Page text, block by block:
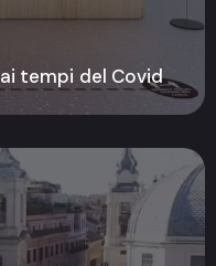
tempi del Covid